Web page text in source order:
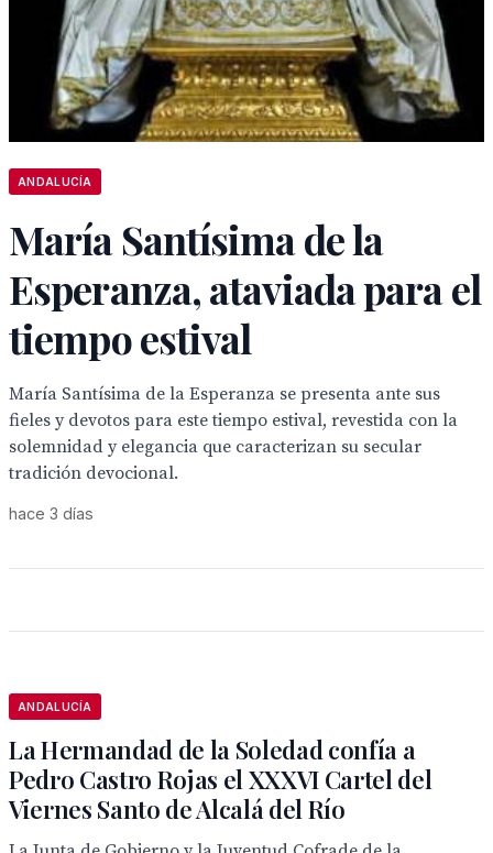
ANDALUCÍA
María Santísima de la
Esperanza, ataviada para el
tiempo estival
María Santísima de la Esperanza se presenta ante sus
fieles y devotos para este tiempo estival, revestida con la
solemnidad y elegancia que caracterizan su secular
tradición devocional.
hace 3 días
ANDALUCÍA
La Hermandad de la Soledad confía a
Pedro Castro Rojas el XXXVI Cartel del
Viernes Santo de Alcalá del Río